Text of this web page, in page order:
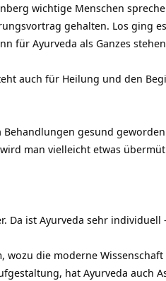
wichtige Menschen
gehalten. Los ging
für Ayurveda als Ganzes
auch für Heilung und den
gesund
man vielleicht etwas
Da ist Ayurveda sehr
die moderne
hat Ayurveda auch